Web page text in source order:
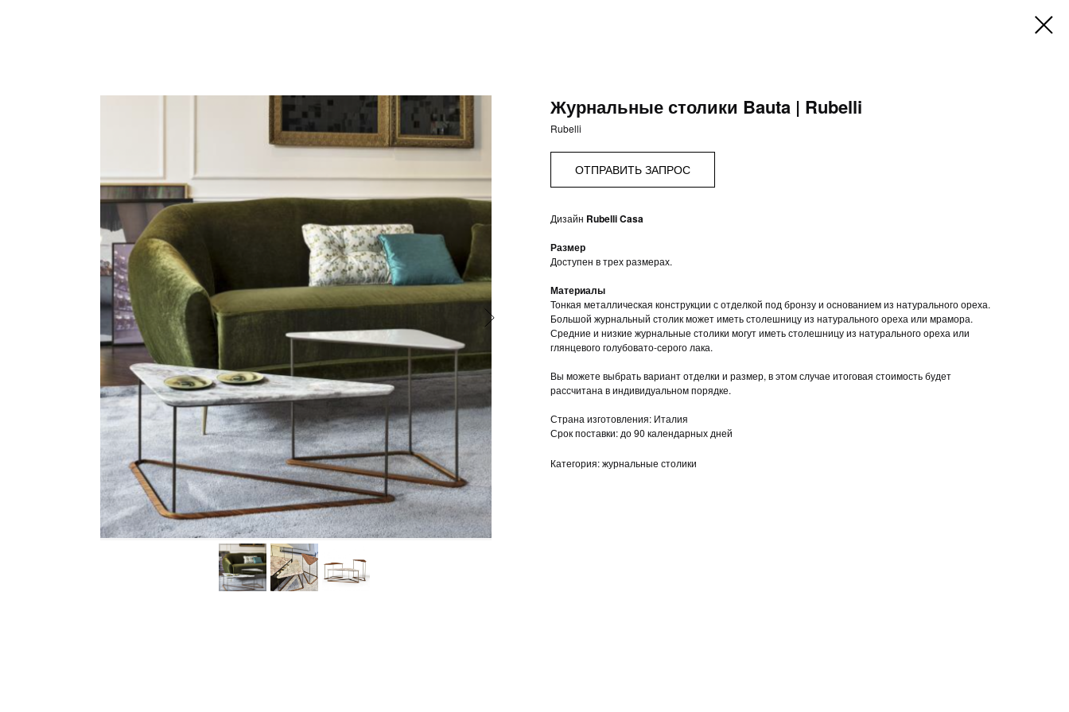
Журнальные столики Bauta | Rubelli
Rubelli
ОТПРАВИТЬ ЗАПРОС
Дизайн Rubelli Casa
Размер
Доступен в трех размерах.
Материалы
Тонкая металлическая конструкции с отделкой под бронзу и основанием из натурального ореха.
Большой журнальный столик может иметь столешницу из натурального ореха или мрамора.
Средние и низкие журнальные столики могут иметь столешницу из натурального ореха или
глянцевого голубовато-серого лака.
Вы можете выбрать вариант отделки и размер, в этом случае итоговая стоимость будет
рассчитана в индивидуальном порядке.
Страна изготовления: Италия
Срок поставки: до 90 календарных дней
Категория: журнальные столики